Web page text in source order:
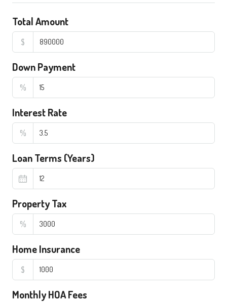
Total Amount
$
Down Payment
%
Interest Rate
%
Loan Terms (Years)
Property Tax
%
Home Insurance
$
Monthly HOA Fees